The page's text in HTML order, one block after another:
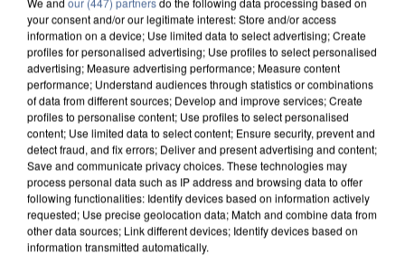
APRÈS TOUTES CES CANICULES, LES REFUGES
your consent and/or our legitimate interest: Store and/or access
information on a device; Use limited data to select advertising; Create
profiles for personalised advertising; Use profiles to select personalised
advertising; Measure advertising performance; Measure content
performance; Understand audiences through statistics or combinations
of data from different sources; Develop and improve services; Create
profiles to personalise content; Use profiles to select personalised
content; Use limited data to select content; Ensure security, prevent and
detect fraud, and fix errors; Deliver and present advertising and content;
Save and communicate privacy choices. These technologies may
process personal data such as IP address and browsing data to offer
following functionalities: Identify devices based on information actively
requested; Use precise geolocation data; Match and combine data from
other data sources; Link different devices; Identify devices based on
information transmitted automatically.